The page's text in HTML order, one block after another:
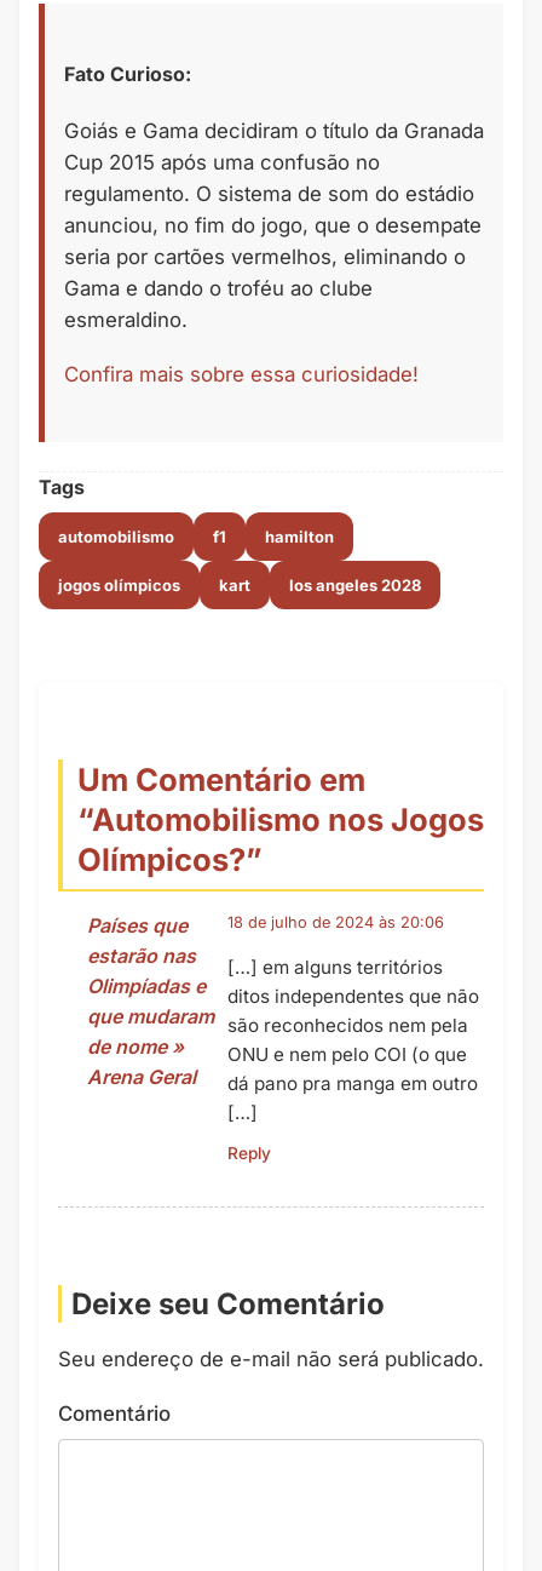
Fato Curioso:
Goiás e Gama decidiram o título da Granada
Cup 2015 após uma confusão no
regulamento. O sistema de som do estádio
anunciou, no fim do jogo, que o desempate
seria por cartões vermelhos, eliminando o
Gama e dando o troféu ao clube
esmeraldino.
Confira mais sobre essa curiosidade!
Tags
automobilismo f1 hamilton
jogos olímpicos kart los angeles 2028
Um Comentário em
“Automobilismo nos Jogos
Olímpicos?”
Países que
estarão nas
Olimpíadas e
que mudaram
de nome »
Arena Geral
18 de julho de 2024 às 20:06
[…] em alguns territórios
ditos independentes que não
são reconhecidos nem pela
ONU e nem pelo COI (o que
dá pano pra manga em outro
[…]
Reply
Deixe seu Comentário
Seu endereço de e-mail não será publicado.
Comentário